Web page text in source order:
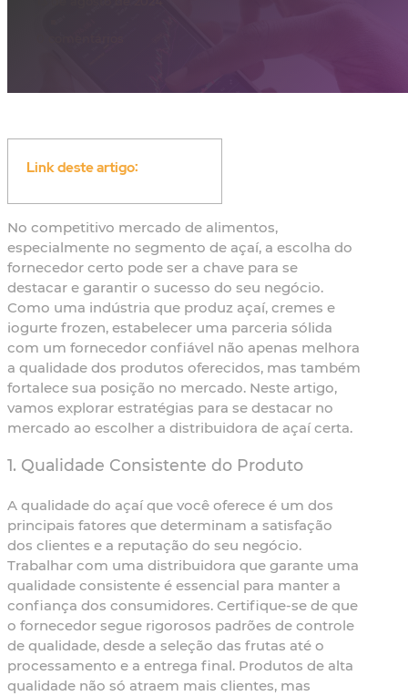
Link deste artigo:
No competitivo mercado de alimentos,
especialmente no segmento de açaí, a escolha do
fornecedor certo pode ser a chave para se
destacar e garantir o sucesso do seu negócio.
Como uma indústria que produz açaí, cremes e
iogurte frozen, estabelecer uma parceria sólida
com um fornecedor confiável não apenas melhora
a qualidade dos produtos oferecidos, mas também
fortalece sua posição no mercado. Neste artigo,
vamos explorar estratégias para se destacar no
mercado ao escolher a distribuidora de açaí certa.
1. Qualidade Consistente do Produto
A qualidade do açaí que você oferece é um dos
principais fatores que determinam a satisfação
dos clientes e a reputação do seu negócio.
Trabalhar com uma distribuidora que garante uma
qualidade consistente é essencial para manter a
confiança dos consumidores. Certifique-se de que
o fornecedor segue rigorosos padrões de controle
de qualidade, desde a seleção das frutas até o
processamento e a entrega final. Produtos de alta
qualidade não só atraem mais clientes, mas